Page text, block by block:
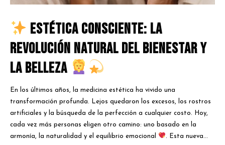
Estética Consciente: La
Revolución Natural del Bienestar y
la Belleza
En los últimos años, la medicina estética ha vivido una
transformación profunda. Lejos quedaron los excesos, los rostros
artificiales y la búsqueda de la perfección a cualquier costo. Hoy,
cada vez más personas eligen otro camino: uno basado en la
armonía, la naturalidad y el equilibrio emocional
. Esta nueva...